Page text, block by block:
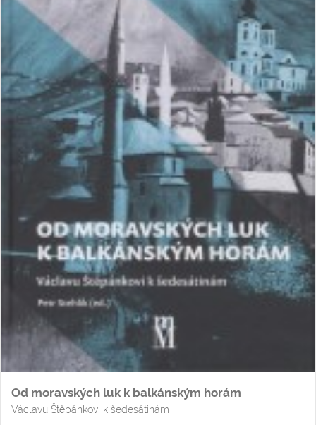
Od moravských luk k balkánským horám
Václavu Štěpánkovi k šedesátinám